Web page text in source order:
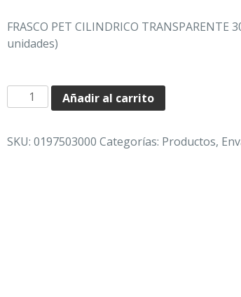
FRASCO PET CILINDRICO TRANSPARENTE
unidades)
FRASCO
PET
TRANSPARENTE
Añadir al carrito
SKU:0197503000 Categorías: Productos,